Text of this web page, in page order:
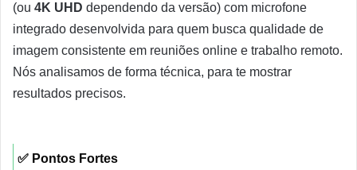
(ou 4K UHD dependendo da versão) com microfone
integrado desenvolvida para quem busca qualidade de
imagem consistente em reuniões online e trabalho remoto.
Nós analisamos de forma técnica, para te mostrar
resultados precisos.
✅ Pontos Fortes